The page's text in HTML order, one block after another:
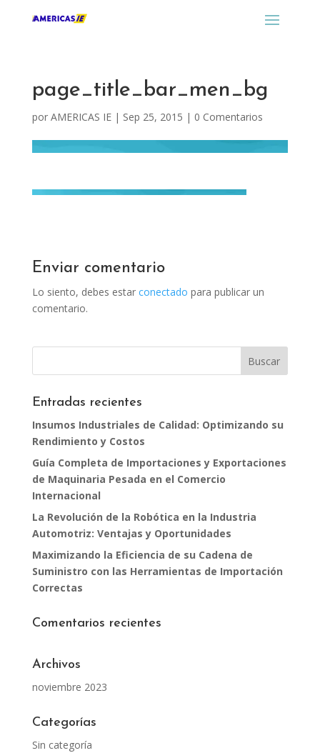
page_title_bar_men_bg
por AMERICAS IE| Sep 25, 2015 | 0 Comentarios
Enviar comentario
Lo siento, debes estar conectado para publicar un
comentario.
Entradas recientes
Insumos Industriales de Calidad: Optimizando su
Rendimiento y Costos
Guía Completa de Importaciones y Exportaciones
de Maquinaria Pesada en el Comercio
Internacional
La Revolución de la Robótica en la Industria
Automotriz: Ventajas y Oportunidades
Maximizando la Eficiencia de su Cadena de
Suministro con las Herramientas de Importación
Correctas
Comentarios recientes
Archivos
noviembre 2023
Categorías
Sin categoría